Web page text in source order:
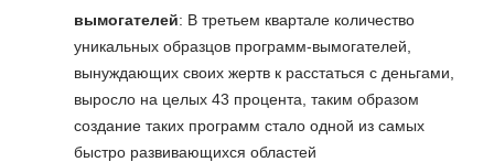
вымогателей: В третьем квартале количество
уникальных образцов программ-вымогателей,
вынуждающих своих жертв к расстаться с деньгами,
выросло на целых 43 процента, таким образом
создание таких программ стало одной из самых
быстро развивающихся областей